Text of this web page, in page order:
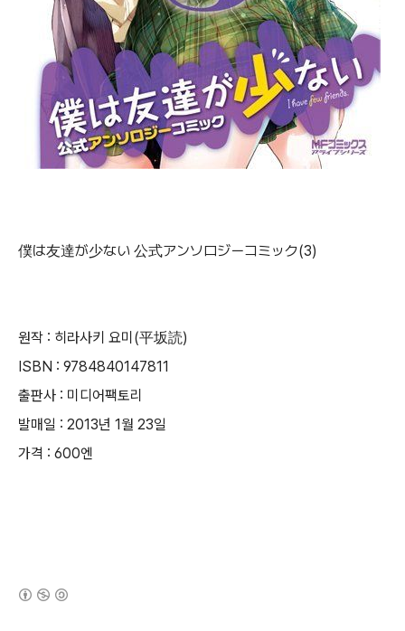
僕は友達が少ない 公式アンソロジーコミック(3)
원작 : 히라사키 요미(平坂読)
ISBN : 9784840147811
출판사 : 미디어팩토리
발매일 : 2013년 1월 23일
가격 : 600엔